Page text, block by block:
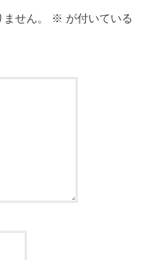
せん。 ※ が付いている